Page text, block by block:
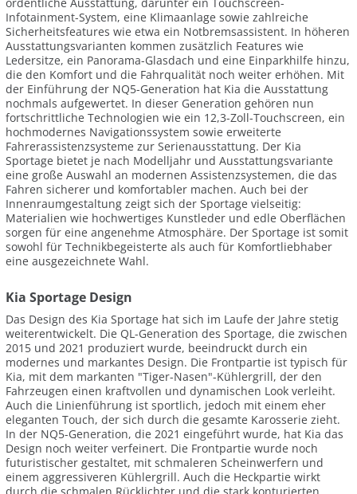
Infotainment-System, eine Klimaanlage sowie zahlreiche
Sicherheitsfeatures wie etwa ein Notbremsassistent. In höheren
Ausstattungsvarianten kommen zusätzlich Features wie
Ledersitze, ein Panorama-Glasdach und eine Einparkhilfe hinzu,
die den Komfort und die Fahrqualität noch weiter erhöhen. Mit
der Einführung der NQ5-Generation hat Kia die Ausstattung
nochmals aufgewertet. In dieser Generation gehören nun
fortschrittliche Technologien wie ein 12,3-Zoll-Touchscreen, ein
hochmodernes Navigationssystem sowie erweiterte
Fahrerassistenzsysteme zur Serienausstattung. Der Kia
Sportage bietet je nach Modelljahr und Ausstattungsvariante
eine große Auswahl an modernen Assistenzsystemen, die das
Fahren sicherer und komfortabler machen. Auch bei der
Innenraumgestaltung zeigt sich der Sportage vielseitig:
Materialien wie hochwertiges Kunstleder und edle Oberflächen
sorgen für eine angenehme Atmosphäre. Der Sportage ist somit
sowohl für Technikbegeisterte als auch für Komfortliebhaber
eine ausgezeichnete Wahl.
Kia Sportage Design
Das Design des Kia Sportage hat sich im Laufe der Jahre stetig
weiterentwickelt. Die QL-Generation des Sportage, die zwischen
2015 und 2021 produziert wurde, beeindruckt durch ein
modernes und markantes Design. Die Frontpartie ist typisch für
Kia, mit dem markanten "Tiger-Nasen"-Kühlergrill, der den
Fahrzeugen einen kraftvollen und dynamischen Look verleiht.
Auch die Linienführung ist sportlich, jedoch mit einem eher
eleganten Touch, der sich durch die gesamte Karosserie zieht.
In der NQ5-Generation, die 2021 eingeführt wurde, hat Kia das
Design noch weiter verfeinert. Die Frontpartie wurde noch
futuristischer gestaltet, mit schmaleren Scheinwerfern und
einem aggressiveren Kühlergrill. Auch die Heckpartie wirkt